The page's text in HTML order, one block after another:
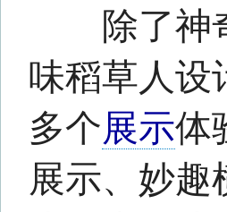
的由农耕文化
其中来自“e只
刚刚载誉归来
国大学生电子商
赛总决赛特等奖